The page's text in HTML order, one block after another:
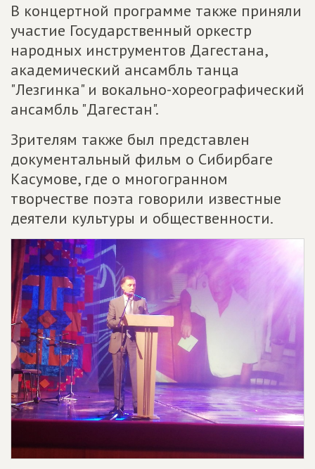
В концертной программе также приняли
участие Государственный оркестр
народных инструментов Дагестана,
академический ансамбль танца
"Лезгинка" и вокально-хореографический
ансамбль "Дагестан".
Зрителям также был представлен
документальный фильм о Сибирбаге
Касумове, где о многогранном
творчестве поэта говорили известные
деятели культуры и общественности.